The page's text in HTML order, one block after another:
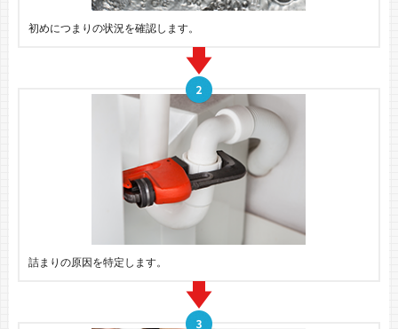
初めにつまりの状況を確認します。
詰まりの原因を特定します。